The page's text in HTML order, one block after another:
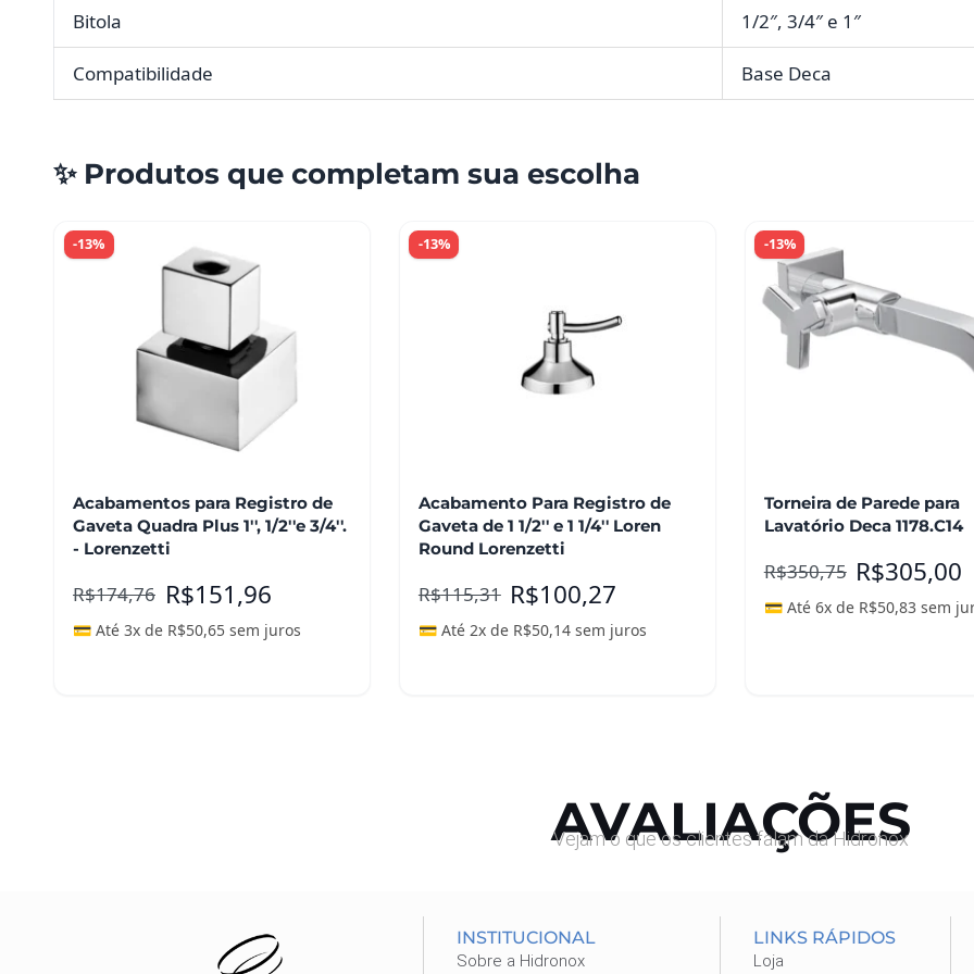
Bitola 1/2″, 3/4″ e 1″
Compatibilidade Base Deca
✨ Produtos que completam sua escolha
-13%
Acabamentos para Registro de
Gaveta Quadra Plus 1'', 1/2''e 3/4''.
- Lorenzetti
R$174,76 R$151,96
💳 Até 3x de R$50,65 sem juros
-13%
Acabamento Para Registro de
Gaveta de 1 1/2'' e 1 1/4'' Loren
Round Lorenzetti
R$115,31 R$100,27
💳 Até 2x de R$50,14sem juros
-13%
Torneira de Parede para
Lavatório Deca 1178.C14
R$350,75 R$305,00
💳 Até 6x de R$50,83 sem
AVALIAÇÕES
Vejam o que os clientes falam da Hidronox
INSTITUCIONAL
Sobre a Hidronox
LINKS RÁPIDOS
Loja